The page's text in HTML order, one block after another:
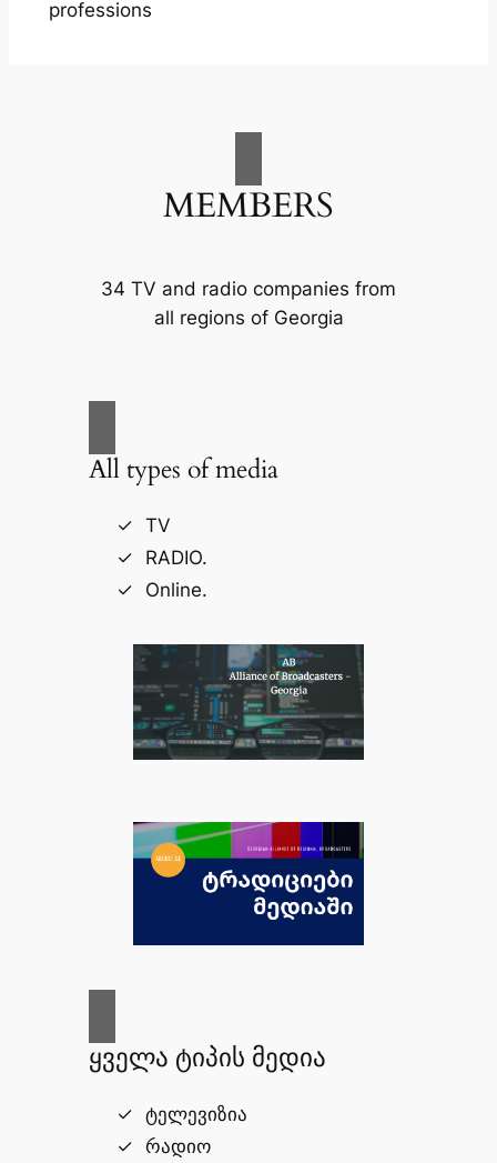
professions
MEMBERS
34 TV and radio companies from
all regions of Georgia
All types of media
TV
RADIO.
Online.
ყველა ტიპის მედია
ტელევიზია
რადიო